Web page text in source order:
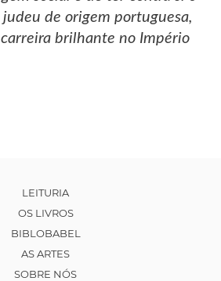
de origem portuguesa,
brilhante no Império
LEITURIA
OS LIVROS
BIBLOBABEL
AS ARTES
SOBRE NÓS